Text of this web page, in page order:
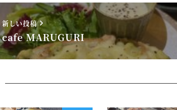
新しい投稿
cafe MARUGURI